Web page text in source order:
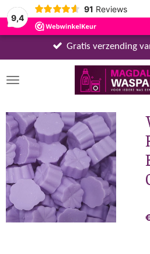
9,4
91 Reviews
Gratis verzending